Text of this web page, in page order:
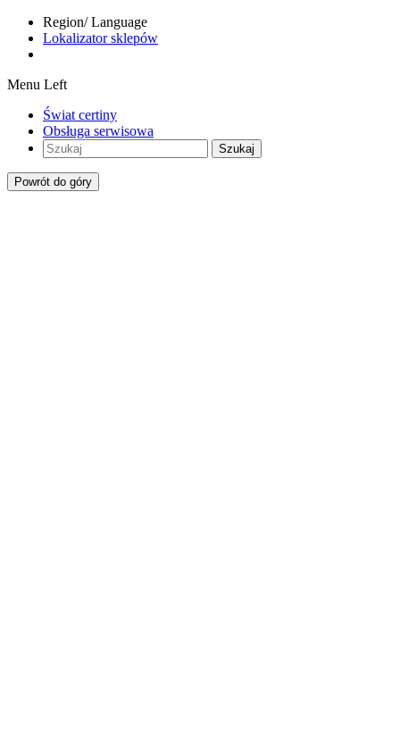
Region/ Language
Lokalizator sklepów
Menu Left
Świat certiny
Obsługa serwisowa
Szukaj
Powrót do góry